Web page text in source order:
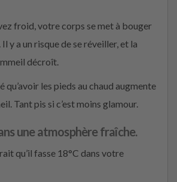
froid, votre corps se met à bouger
y a un risque de se réveiller, et la
décroît.
qu’avoir les pieds au chaud augmente
Tant pis si c’est moins glamour.
une atmosphère fraîche.
qu’il fasse 18°C dans votre